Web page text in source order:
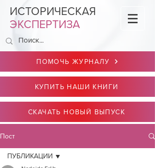
ИСТОРИЧЕСКАЯ
ЭКСПЕРТИЗА
ПОМОЧЬ ЖУРНАЛУ
КУПИТЬ НАШИ КНИГИ
СКАЧАТЬ НОВЫЙ ВЫПУСК
Пост
ПУБЛИКАЦИИ